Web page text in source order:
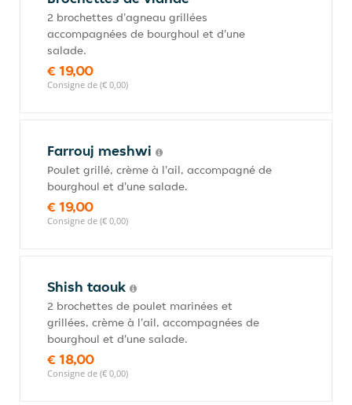
2 brochettes d'agneau grillées
accompagnées de bourghoul et d'une
salade.
€ 19,00
Consigne de (€ 0,00)
Farrouj meshwi
Poulet grillé, crème à l'ail, accompagné de
bourghoul et d'une salade.
€ 19,00
Consigne de (€ 0,00)
Shish taouk
2 brochettes de poulet marinées et
grillées, crème à l'ail, accompagnées de
bourghoul et d'une salade.
€ 18,00
Consigne de (€ 0,00)